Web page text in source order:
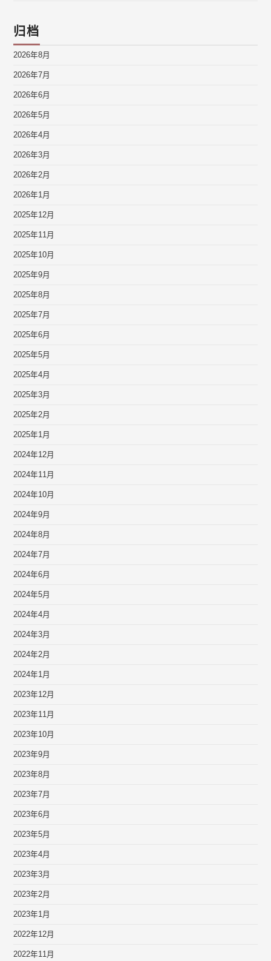
归档
2026年8月
2026年7月
2026年6月
2026年5月
2026年4月
2026年3月
2026年2月
2026年1月
2025年12月
2025年11月
2025年10月
2025年9月
2025年8月
2025年7月
2025年6月
2025年5月
2025年4月
2025年3月
2025年2月
2025年1月
2024年12月
2024年11月
2024年10月
2024年9月
2024年8月
2024年7月
2024年6月
2024年5月
2024年4月
2024年3月
2024年2月
2024年1月
2023年12月
2023年11月
2023年10月
2023年9月
2023年8月
2023年7月
2023年6月
2023年5月
2023年4月
2023年3月
2023年2月
2023年1月
2022年12月
2022年11月